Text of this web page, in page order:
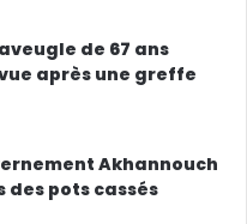
de 67 ans
après une greffe
Akhannouch
des pots cassés